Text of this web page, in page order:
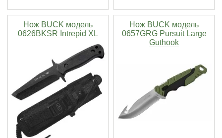
Нож BUCK модель
0626BKSR Intrepid XL
Нож BUCK модель
0657GRG Pursuit Large
Guthook